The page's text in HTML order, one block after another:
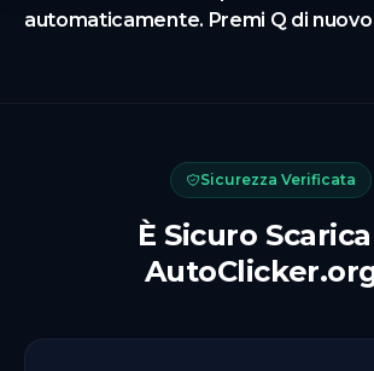
automaticamente. Premi Q di
Sicurezza Verificata
È Sicuro